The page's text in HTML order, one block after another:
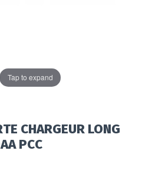
Tap to expand
CHARGEUR LONG
PCC